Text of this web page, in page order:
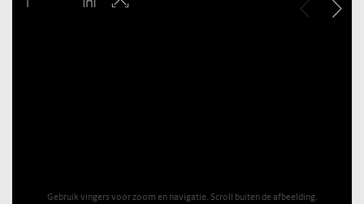
Gebruik vingers voor zoom en navigatie. Scroll buiten de afbeelding.